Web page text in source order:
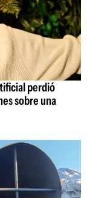
perdió
sobre una